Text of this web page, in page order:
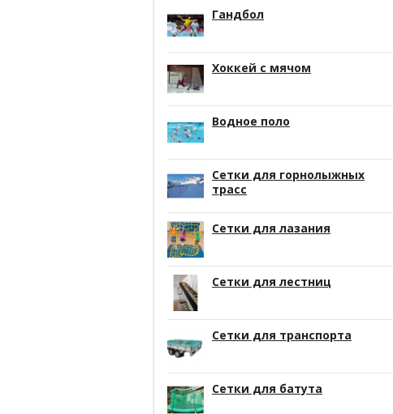
Гандбол
Хоккей с мячом
Водное поло
Сетки для горнолыжных
трасс
Сетки для лазания
Сетки для лестниц
Сетки для транспорта
Сетки для батута